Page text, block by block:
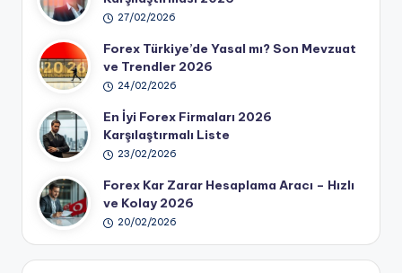
27/02/2026
Forex Türkiye’de Yasal mı? Son Mevzuat
ve Trendler 2026
24/02/2026
En İyi Forex Firmaları 2026
Karşılaştırmalı Liste
23/02/2026
Forex Kar Zarar Hesaplama Aracı – Hızlı
ve Kolay 2026
20/02/2026